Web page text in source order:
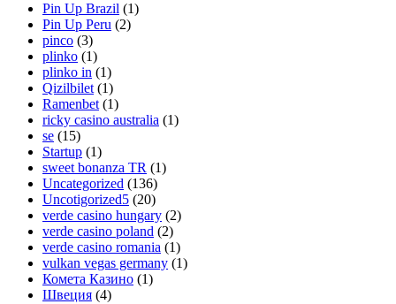
Pin Up Brazil (1)
Pin Up Peru (2)
pinco (3)
plinko (1)
plinko in (1)
Qizilbilet (1)
Ramenbet (1)
ricky casino australia (1)
se (15)
Startup (1)
sweet bonanza TR (1)
Uncategorized (136)
Uncotigorized5 (20)
verde casino hungary (2)
verde casino poland (2)
verde casino romania (1)
vulkan vegas germany (1)
Комета Казино (1)
Швеция (4)